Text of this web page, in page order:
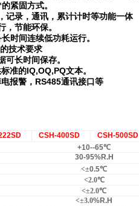
紧固方式。
记录，通讯，累计计时等功能一体
，节能环保。
时间连续低功耗运行。
技术要求
可长时间保存。
准的IQ,OQ,PQ文本。
报警， RS485通讯接口等
CSH-400SD CSH-500SD
+10--65℃
30-95%R.H
<±0.5℃
<2.0℃
<±2.0℃
<±3.0%R.H